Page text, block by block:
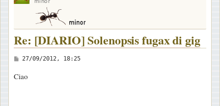
Re: [DIARIO] Solenopsis fugax di gig
M
s
27/09/2012, 18:25
Ciao